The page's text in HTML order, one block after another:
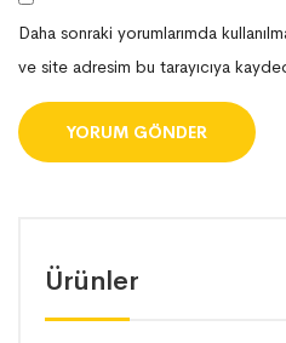
Ürünler
Daha sonraki yorumlarımda
ve site adresim bu tarayıcıya